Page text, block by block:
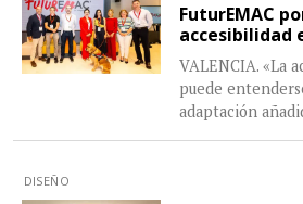
FuturEMAC
accesibilidad
VALENCIA. «La
puede
adaptación
DISEÑO